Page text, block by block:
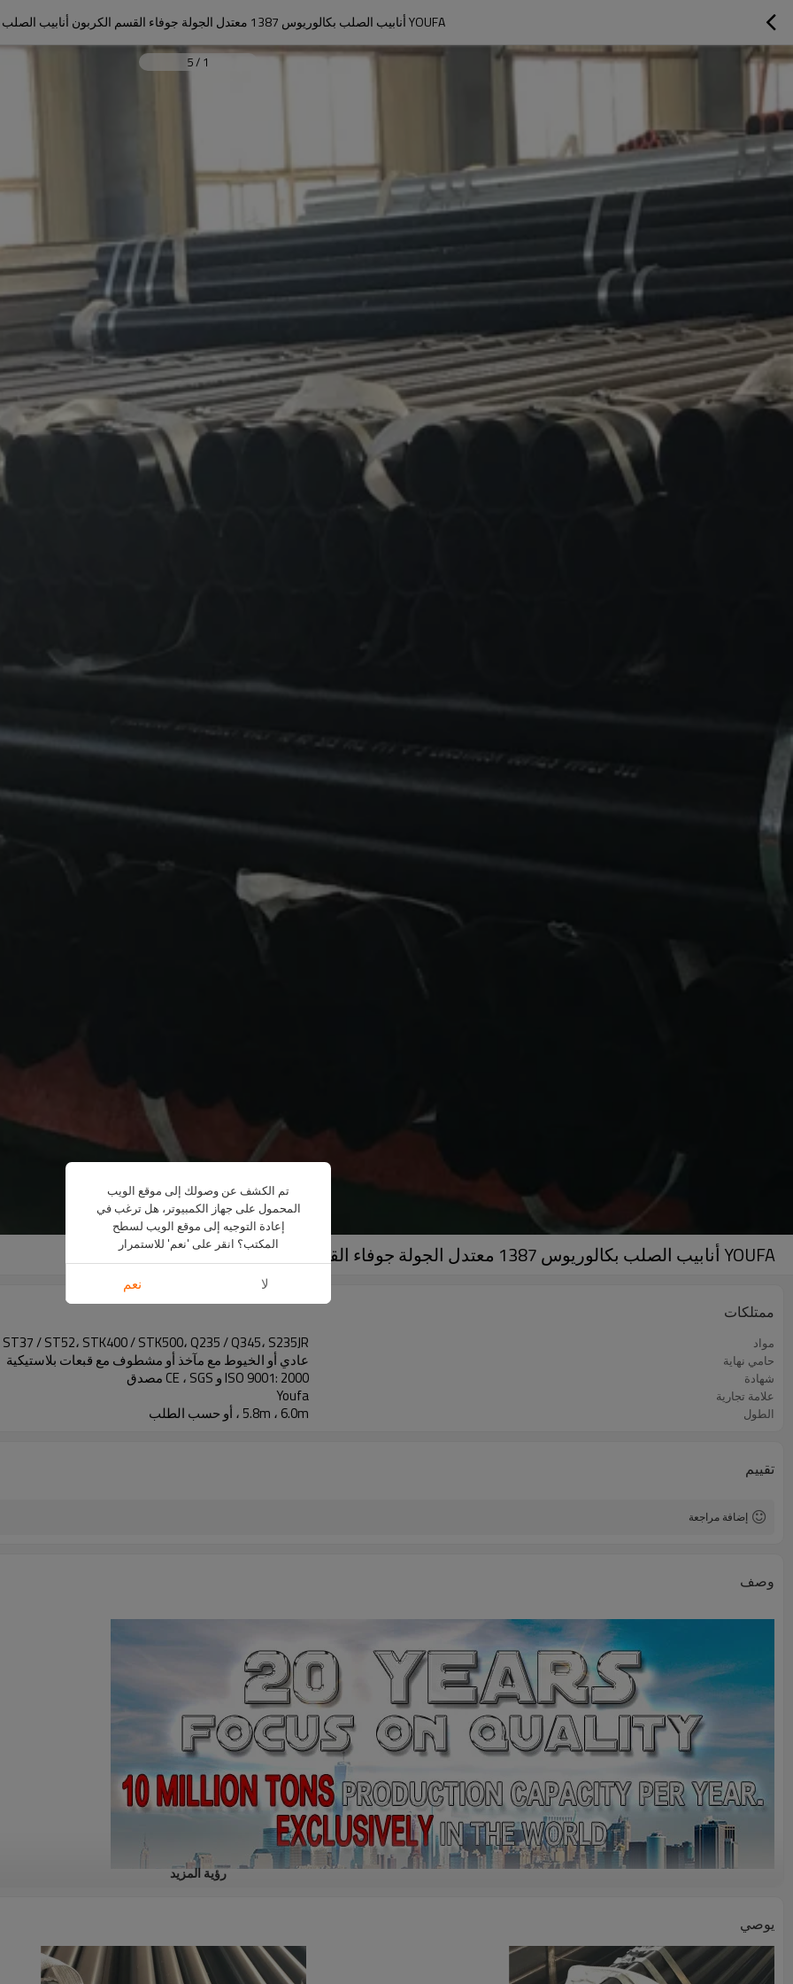
YOUFA أنابيب الصلب بكالوريوس 1387 معتدل الجولة جوفاء القسم الكربون أنابيب الصلب الملحومة
1
/
5
YOUFA أنابيب الصلب بكالوريوس 1387 معتدل الجولة جوفاء القسم الكربون أنابيب الصلب الملحومة
ممتلكات
مواد ST37 / ST52، STK400 / STK500، Q235 / Q345، S235JR
حامي نهاية عادي أو الخيوط مع مآخذ أو مشطوف مع قبعات بلاستيكية
شهادة ISO 9001: 2000 و CE ، SGS مصدق
علامة تجارية Youfa
الطول 5.8m ، 6.0m ، أو حسب الطلب
تقييم
إضافة مراجعة
وصف
رؤية المزيد
يوصي
تم الكشف عن وصولك إلى موقع الويب
المحمول على جهاز الكمبيوتر، هل ترغب في
إعادة التوجيه إلى موقع الويب لسطح
المكتب؟ انقر على 'نعم' للاستمرار
لا نعم